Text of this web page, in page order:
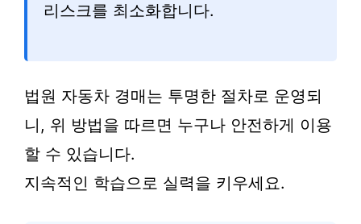
리스크를 최소화합니다.
법원 자동차 경매는 투명한 절차로 운영되
니, 위 방법을 따르면 누구나 안전하게 이용
할 수 있습니다.
지속적인 학습으로 실력을 키우세요.